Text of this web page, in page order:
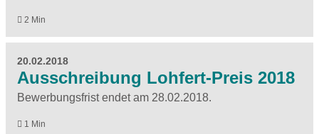
2 Min
20.02.2018
Ausschreibung Lohfert-Preis 2018
Bewerbungsfrist endet am 28.02.2018.
1 Min